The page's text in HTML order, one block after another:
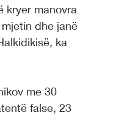
kryer manovra
dhe janë
ka
me 30
false, 23